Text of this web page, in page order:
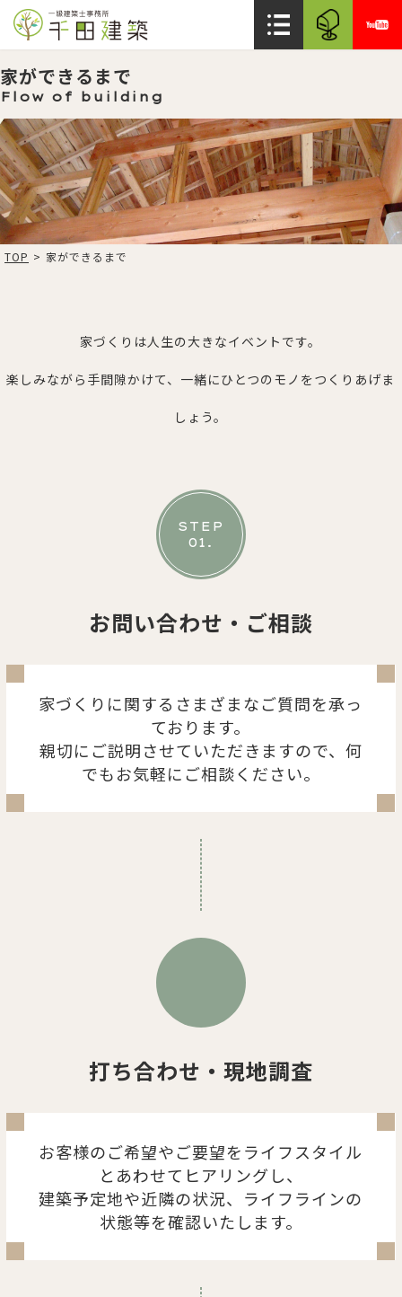
家ができるまで
Flow of building
TOP > 家ができるまで
家づくりは人生の大きなイベントです。
楽しみながら手間隙かけて、一緒にひとつのモノをつくりあげま
しょう。
STEP
01.
お問い合わせ・ご相談
家づくりに関するさまざまなご質問を承っ
ております。
親切にご説明させていただきますので、何
でもお気軽にご相談ください。
打ち合わせ・現地調査
お客様のご希望やご要望をライフスタイル
とあわせてヒアリングし、
建築予定地や近隣の状況、ライフラインの
状態等を確認いたします。